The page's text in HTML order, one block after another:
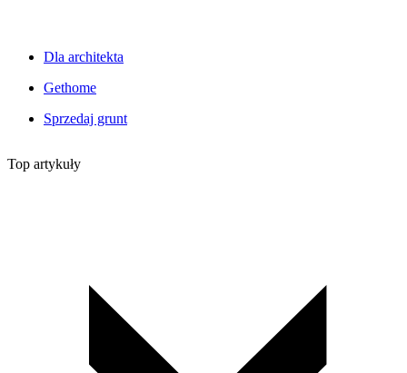
Dla architekta
Gethome
Sprzedaj grunt
Top artykuły